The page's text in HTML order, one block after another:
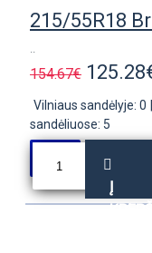
..
154.67€
Vilniaus sandėlyje: 0
sandėliuose: 5
Į